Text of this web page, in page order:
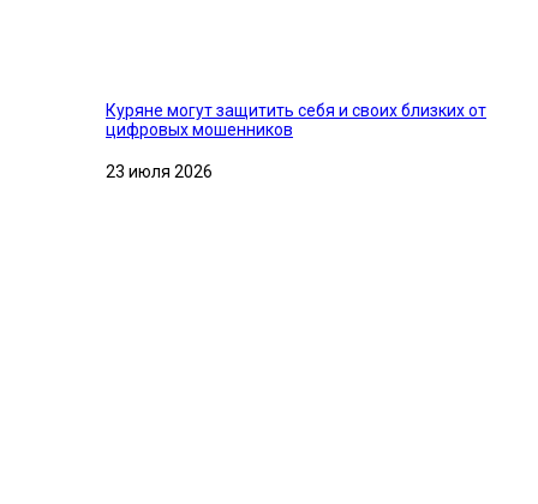
Куряне могут защитить себя и своих близких от
цифровых мошенников
23 июля 2026